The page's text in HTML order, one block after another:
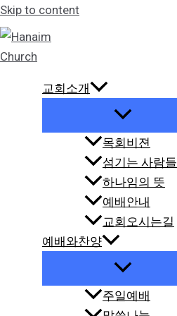
Skip to content
교회소개
목회비젼
섬기는 사람들
하나임의 뜻
예배안내
교회오시는길
예배와찬양
주일예배